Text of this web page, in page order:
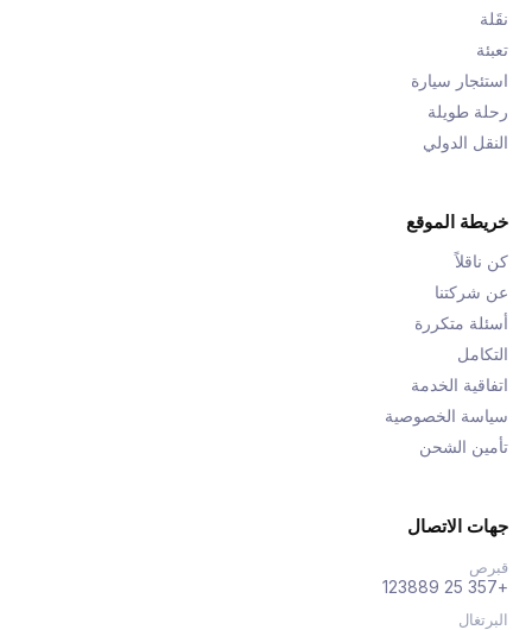
نقَلة
تعبئة
استئجار سيارة
رحلة طويلة
النقل الدولي
خريطة الموقع
كن ناقلاً
عن شركتنا
أسئلة متكررة
التكامل
اتفاقية الخدمة
سياسة الخصوصية
تأمين الشحن
جهات الاتصال
قبرص
+357 25 123889
البرتغال